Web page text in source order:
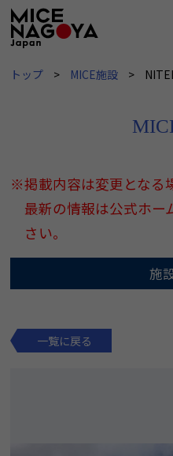
トップ MICE施設
※掲載内容は変更となる
最新の情報は公式ホー
さい。
施
一覧に戻る